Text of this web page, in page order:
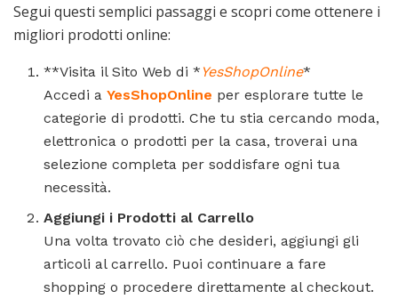
Segui questi semplici passaggi e scopri come ottenere i
migliori prodotti online:
**Visita il Sito Web di * YesShopOnline*
Accedi aYesShopOnline per esplorare tutte le
categorie di prodotti. Che tu stia cercando moda,
elettronica o prodotti per la casa, troverai una
selezione completa per soddisfare ogni tua
necessità.
Aggiungi i Prodotti al Carrello
Una volta trovato ciò che desideri, aggiungi gli
articoli al carrello. Puoi continuare a fare
shopping o procedere direttamente al checkout.